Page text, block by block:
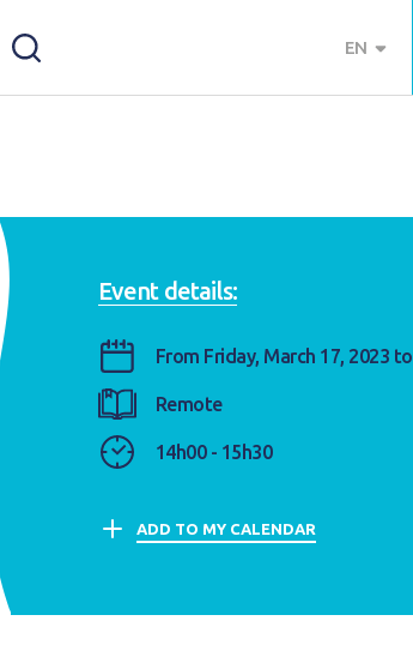
EN
Event details:
From Friday, March 17, 2023
Remote
14h00 - 15h30
ADD TO MY CALENDAR